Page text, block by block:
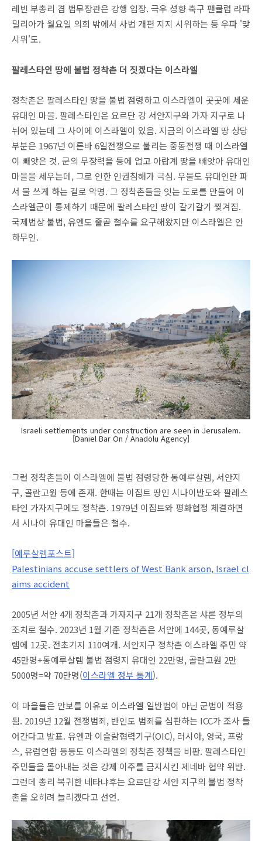
레빈 부총리 겸 법무장관은 강행 입장. 극우 성향 축구 팬클럽 라파
밀리아가 월요일 의회 밖에서 사법 개편 지지 시위하는 등 우파 '맞
시위'도.
팔레스타인 땅에 불법 정착촌 더 짓겠다는 이스라엘
정착촌은 팔레스타인 땅을 불법 점령하고 이스라엘이 곳곳에 세운
유대인 마을. 팔레스타인은 요르단 강 서안지구와 가자 지구로 나
뉘어 있는데 그 사이에 이스라엘이 있음. 지금의 이스라엘 땅 상당
부분은 1967년 이른바 6일전쟁으로 불리는 중동전쟁 때 이스라엘
이 빼앗은 것. 군의 무장력을 등에 업고 아랍계 땅을 빼앗아 유대인
마을을 세우는데, 그로 인한 인권침해가 극심. 우물도 유대인만 파
서 물 쓰게 하는 걸로 악명. 그 정착촌들을 잇는 도로를 만들어 이
스라엘군이 통제하기 때문에 팔레스타인 땅이 갈기갈기 찢겨짐.
국제법상 불법, 유엔도 줄곧 철수를 요구해왔지만 이스라엘은 안
하무인.
Israeli settlements under construction are seen in Jerusalem.
[Daniel Bar On / Anadolu Agency]
그런 정착촌들이 이스라엘에 불법 점령당한 동예루살렘, 서안지
구, 골란고원 등에 존재. 한때는 이집트 땅인 시나이반도와 팔레스
타인 가자지구에도 정착촌. 1979년 이집트와 평화협정 체결하면
서 시나이 유대인 마을들은 철수.
[예루살렘포스트]
Palestinians accuse settlers of West Bank arson, Israel cl
aims accident
2005년 서안 4개 정착촌과 가자지구 21개 정착촌은 샤론 정부의
조치로 철수. 2023년 1월 기준 정착촌은 서안에 144곳, 동예루살
렘에 12곳. 전초기지 110여개. 서안지구 정착촌 이스라엘 주민 약
45만명+동예루살렘 불법 점령지 유대인 22만명, 골란고원 2만
5000명=약 70만명(이스라엘 정부 통계).
이 마을들은 안보를 이유로 이스라엘 일반법이 아닌 군법이 적용
됨. 2019년 12월 전쟁범죄, 반인도 범죄를 심판하는 ICC가 조사 들
어간다고 발표. 유엔과 이슬람협력기구(OIC), 러시아, 영국, 프랑
스, 유럽연합 등등도 이스라엘의 정착촌 정책을 비판. 팔레스타인
주민들을 몰아내는 것은 강제 이주를 금지시킨 제네바 협약 위반.
그런데 총리 복귀한 네타냐후는 요르단강 서안 지구의 불법 정착
촌을 오히려 늘리겠다고 선언.